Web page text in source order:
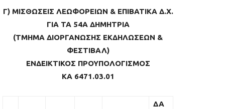
Γ) ΜΙΣΘΩΣΕΙΣ ΛΕΩΦΟΡΕΙΩΝ & ΕΠΙΒΑΤΙΚΑ Δ.Χ.
ΓΙΑ ΤΑ 54Α ΔΗΜΗΤΡΙΑ
(ΤΜΗΜΑ ΔΙΟΡΓΑΝΩΣΗΣ ΕΚΔΗΛΩΣΕΩΝ &
ΦΕΣΤΙΒΑΛ)
ΕΝΔΕΙΚΤΙΚΟΣ ΠΡΟΥΠΟΛΟΓΙΣΜΟΣ
ΚΑ 6471.03.01
ΔΑ